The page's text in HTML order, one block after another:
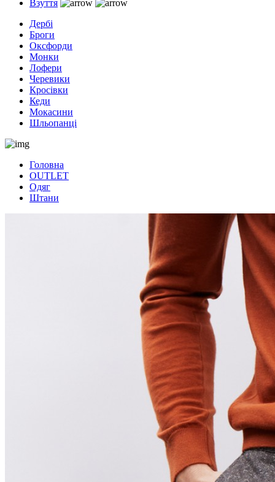
Взуття
Дербі
Броги
Оксфорди
Монки
Лофери
Черевики
Кросівки
Кеди
Мокасини
Шльопанці
Головна
OUTLET
Одяг
Штани